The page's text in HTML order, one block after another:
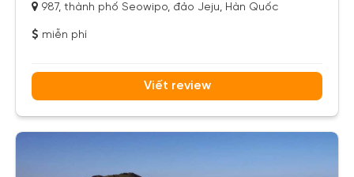
987, thành phố Seowipo, đảo Jeju, Hàn Quốc
miễn phí
Viết review